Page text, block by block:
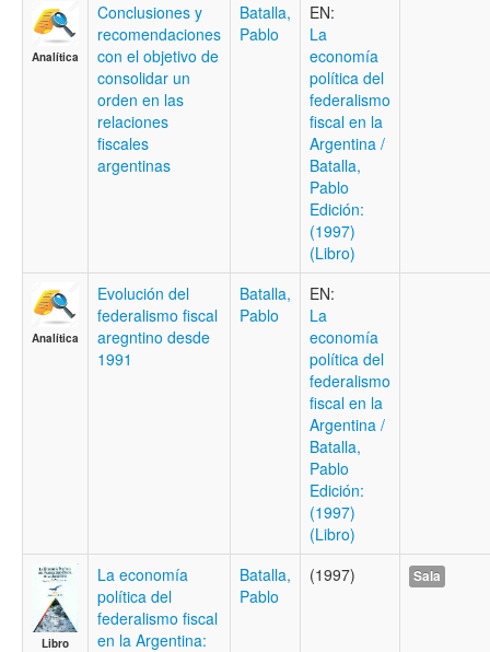
Analítica
Conclusiones y
recomendaciones
con el objetivo de
consolidar un
orden en las
relaciones
fiscales
argentinas
Batalla,
Pablo
EN:
La
economía
política del
federalismo
fiscal en la
Argentina /
Batalla,
Pablo
Edición:
(1997)
(Libro)
Analítica
Evolución del
federalismo fiscal
aregntino desde
1991
Batalla,
Pablo
EN:
La
economía
política del
federalismo
fiscal en la
Argentina /
Batalla,
Pablo
Edición:
(1997)
(Libro)
Libro
La economía
política del
federalismo fiscal
en la Argentina:
Batalla,
Pablo
(1997) Sala